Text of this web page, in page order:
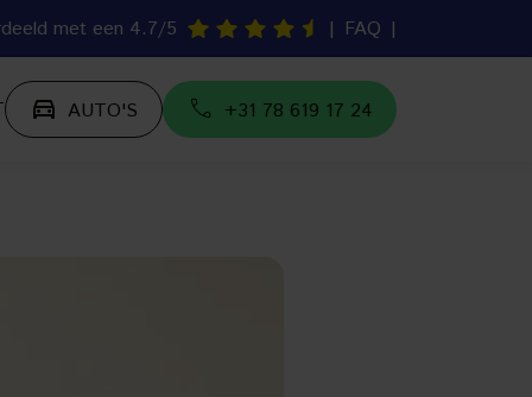
met een 4.7/5 | FAQ |
AUTO'S +31 78 619 17 24